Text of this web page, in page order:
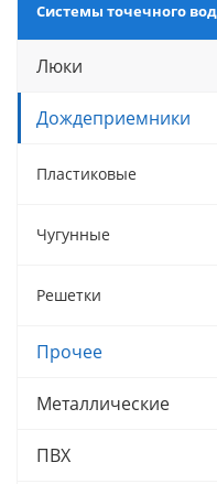
Системы точечного
Люки
Дождеприемники
Пластиковые
Чугунные
Решетки
Прочее
Металлические
ПВХ